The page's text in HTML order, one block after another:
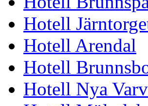
Hotell
Hotell Arendal
Hotell
Hotell Nya